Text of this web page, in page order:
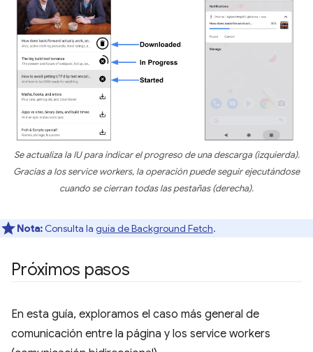
Se actualiza la IU para indicar el progreso de una descarga (izquierda).
Gracias a los service workers, la operación puede seguir ejecutándose
cuando se cierran todas las pestañas (derecha).
Nota: Consulta la guía de Background Fetch.
Próximos pasos
En esta guía, exploramos el caso más general de
comunicación entre la página y los service workers